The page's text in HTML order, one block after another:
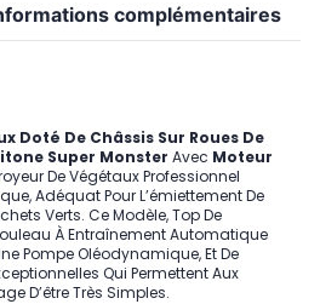
complémentaires
Doté De Châssis Sur Roues De
Super Monster Avec Moteur
De Végétaux Professionnel
Adéquat Pour L’émiettement De
Verts. Ce Modèle, Top De
À Entraînement Automatique
Pompe Oléodynamique, Et De
Qui Permettent Aux
D’être Très Simples.